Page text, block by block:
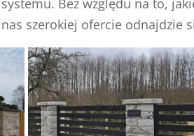
Bez względu na to,
szerokiej ofercie odnajdzie